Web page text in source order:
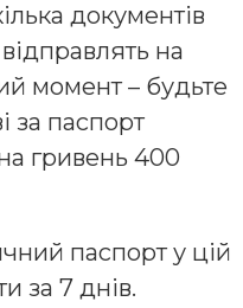
документів
на
момент – будьте
за паспорт
гривень 400
паспорт у цій
за 7 днів.